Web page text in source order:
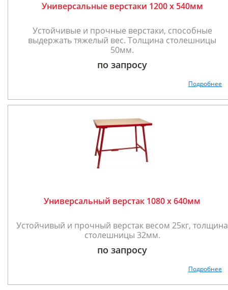
Универсальные верстаки 1200 х 540мм
Устойчивые и прочные верстаки, способные
выдержать тяжелый вес. Толщина столешницы
50мм.
по запросу
Подробнее
Универсальный верстак 1080 х 640мм
Устойчивый и прочный верстак весом 25кг, толщина
столешницы 32мм.
по запросу
Подробнее